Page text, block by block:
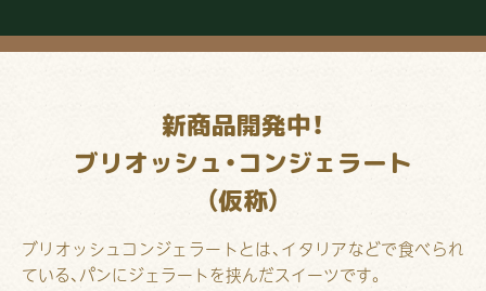
新商品開発中！
ブリオッシュ・コンジェラート
（仮称）
ブリオッシュコンジェラートとは、イタリアなどで食べられ
ている、パンにジェラートを挟んだスイーツです。